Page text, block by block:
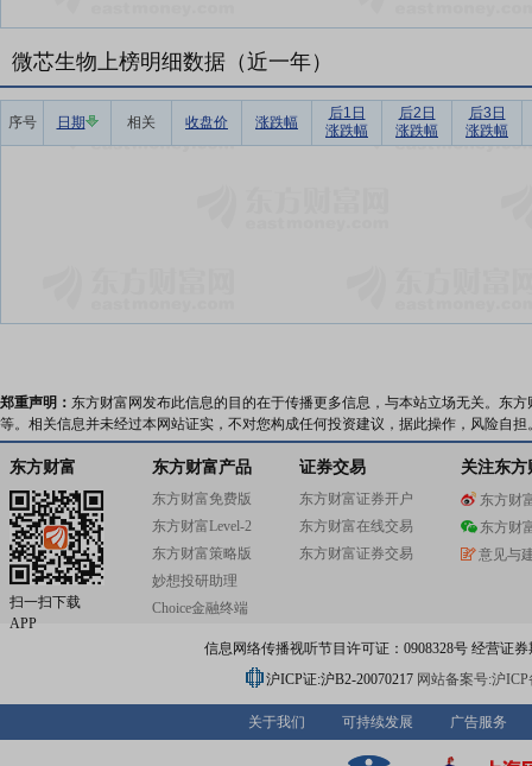
微芯生物上榜明细数据（近一年）
序号 日期 相关 收盘价 涨跌幅
后1日
涨跌幅
后2日
涨跌幅
后3日
涨跌幅
郑重声明： 东方财富网发布此信息的目的在于传播更多信息，与本站立场无关。东
等。相关信息并未经过本网站证实，不对您构成任何投资建议，据此操作，风险自担